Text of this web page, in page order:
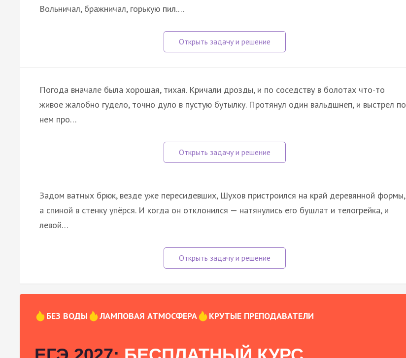
Вольничал, бражничал, горькую пил.…
Погода вначале была хорошая, тихая. Кричали дрозды, и по соседству в болотах что-то
живое жалобно гудело, точно дуло в пустую бутылку. Протянул один вальдшнеп, и выстрел по
нем про…
Задом ватных брюк, везде уже пересидевших, Шухов пристроился на край деревянной формы,
а спиной в стенку упёрся. И когда он отклонился — натянулись его бушлат и телогрейка, и
левой…
БЕЗ ВОДЫ ЛАМПОВАЯ АТМОСФЕРА КРУТЫЕ ПРЕПОДАВАТЕЛИ